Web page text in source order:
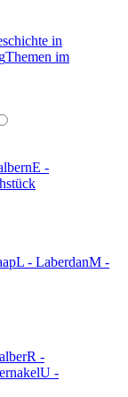
in
Themen im
E -
L - LaberdanM -
R -
U -